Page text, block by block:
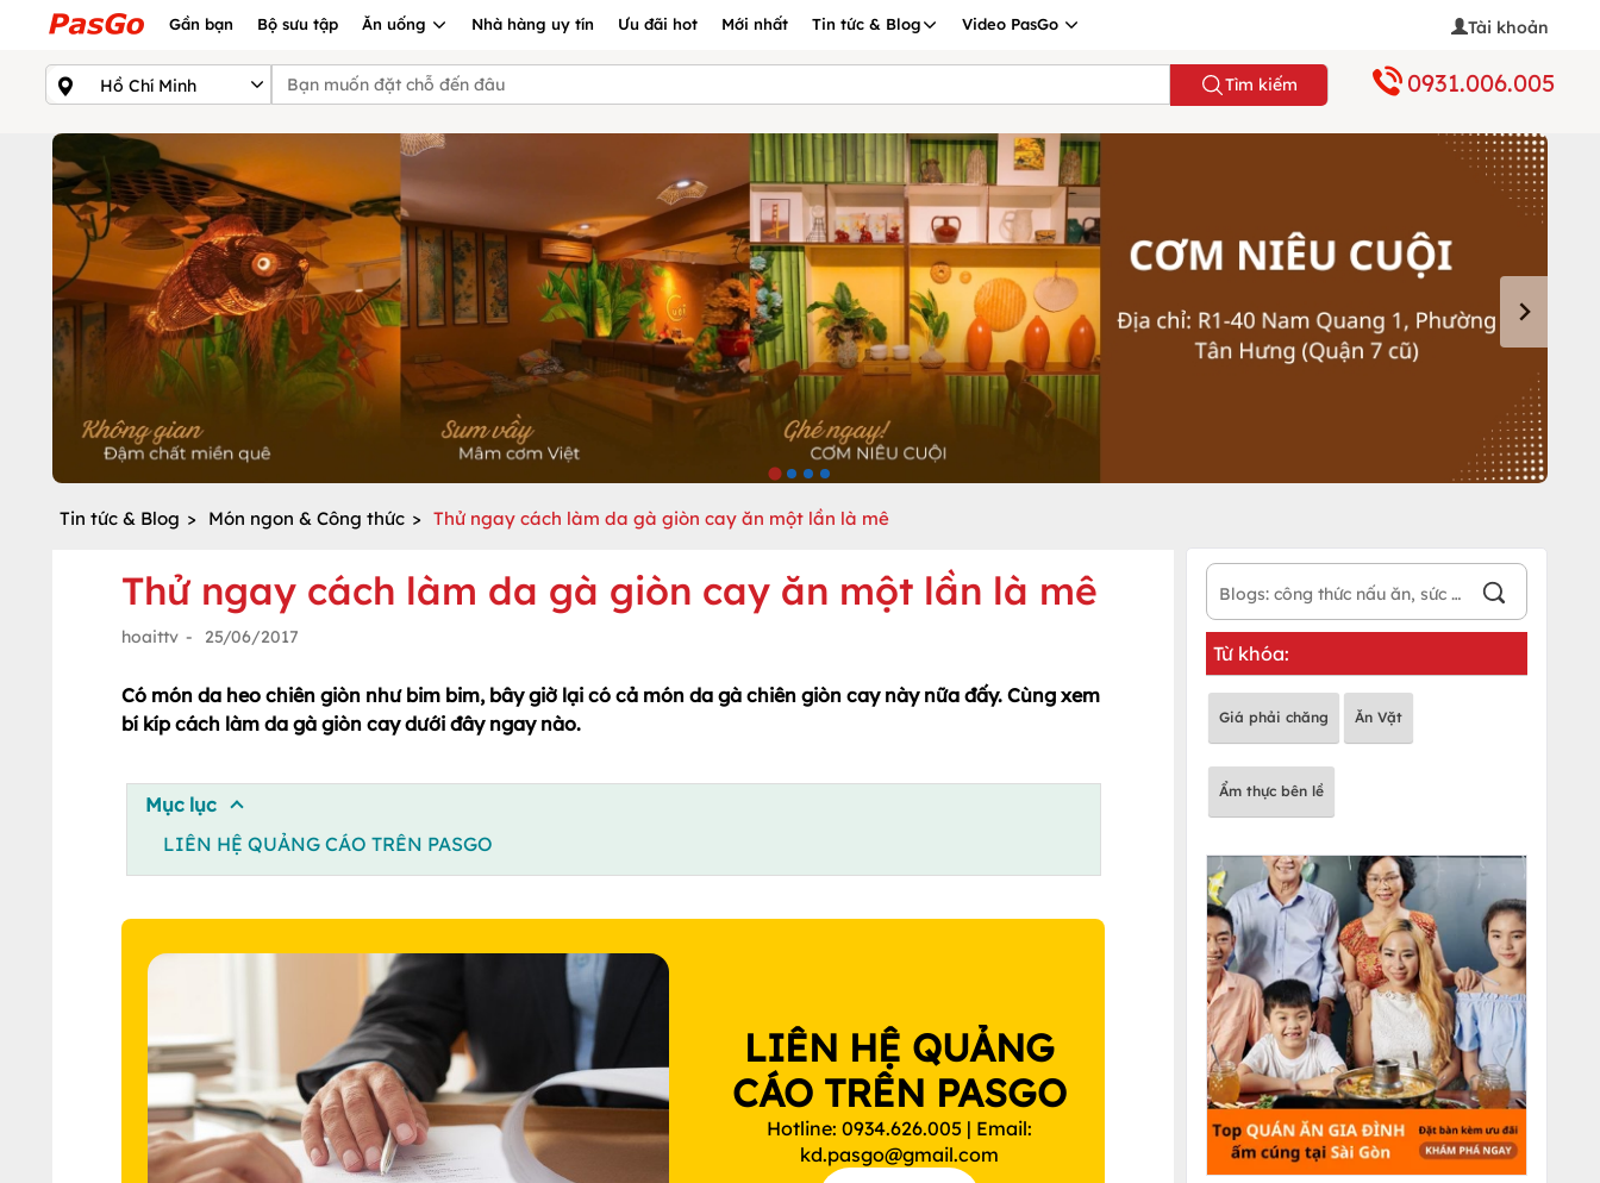
Gần bạn Bộ sưu tập Ăn uống Nhà hàng uy tín Ưu đãi hot Mới nhất Tin tức & Blog Video PasGo Tài khoản
Tìm kiếm 0931.006.005
Tin tức & Blog > Món ngon & Công thức > Thử ngay cách làm da gà giòn cay ăn một lần là mê
Thử ngay cách làm da gà giòn cay ăn một lần là mê
hoaittv - 25/06/2017
Có món da heo chiên giòn như bim bim, bây giờ lại có cả món da gà chiên giòn cay này nữa đấy. Cùng xem
bí kíp cách làm da gà giòn cay dưới đây ngay nào.
Mục lục
LIÊN HỆ QUẢNG CÁO TRÊN PASGO
LIÊN HỆ QUẢNG
CÁO TRÊN PASGO
Hotline: 0934.626.005 | Email:
kd.pasgo@gmail.com
Từ khóa:
Giá phải chăng Ăn Vặt
Ẩm thực bên lề